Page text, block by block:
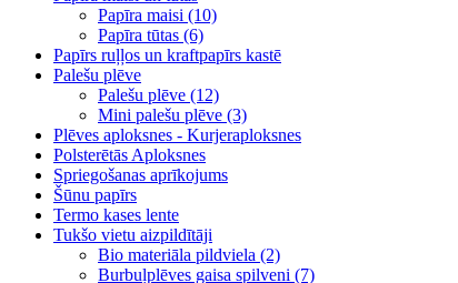
Papīra maisi (10)
Papīra tūtas (6)
Papīrs ruļļos un kraftpapīrs kastē
Palešu plēve
Palešu plēve (12)
Mini palešu plēve (3)
Plēves aploksnes - Kurjeraploksnes
Polsterētās Aploksnes
Spriegošanas aprīkojums
Šūnu papīrs
Termo kases lente
Tukšo vietu aizpildītāji
Bio materiāla pildviela (2)
Burbuļplēves gaisa spilveni (7)